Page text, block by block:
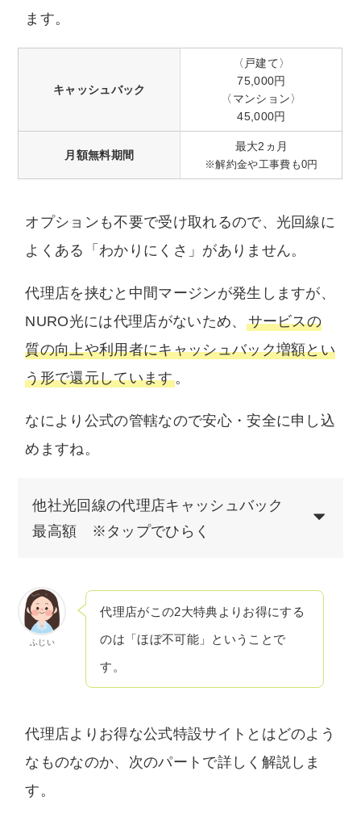
ます。
キャッシュバック
〈戸建て〉
75,000円
〈マンション〉
45,000円
月額無料期間
最大2ヵ月
※解約金や工事費も0円
オプションも不要で受け取れるので、光回線に
よくある「わかりにくさ」がありません。
代理店を挟むと中間マージンが発生しますが、
NURO光には代理店がないため、 サービスの
質の向上や利用者にキャッシュバック増額とい
う形で還元しています。
なにより公式の管轄なので安心・安全に申し込
めますね。
他社光回線の代理店キャッシュバック
最高額 ※タップでひらく
ふじい
代理店がこの2大特典よりお得にする
のは「ほぼ不可能」ということで
す。
代理店よりお得な公式特設サイトとはどのよう
なものなのか、次のパートで詳しく解説しま
す。